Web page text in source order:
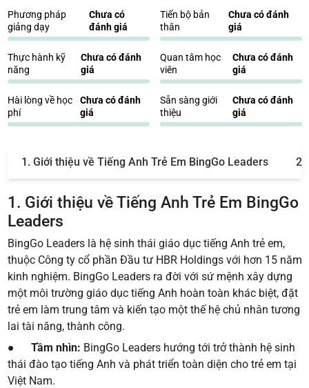
Phương pháp
giảng dạy
Chưa có
đánh giá
Tiến bộ bản
thân
Chưa có đánh
giá
Thực hành kỹ
năng
Chưa có đánh
giá
Quan tâm học
viên
Chưa có đánh
giá
Hài lòng về học
phí
Chưa có đánh
giá
Sẵn sàng giới
thiệu
Chưa có đánh
giá
1. Giới thiệu về Tiếng Anh Trẻ Em BingGo Leaders 2.
1. Giới thiệu về Tiếng Anh Trẻ Em BingGo
Leaders
BingGo Leaders là hệ sinh thái giáo dục tiếng Anh trẻ em,
thuộc Công ty cổ phần Đầu tư HBR Holdings với hơn 15 năm
kinh nghiệm. BingGo Leaders ra đời với sứ mệnh xây dựng
một môi trường giáo dục tiếng Anh hoàn toàn khác biệt, đặt
trẻ em làm trung tâm và kiến tạo một thế hệ chủ nhân tương
lai tài năng, thành công.
● Tầm nhìn: BingGo Leaders hướng tới trở thành hệ sinh
thái đào tạo tiếng Anh và phát triển toàn diện cho trẻ em tại
Việt Nam.